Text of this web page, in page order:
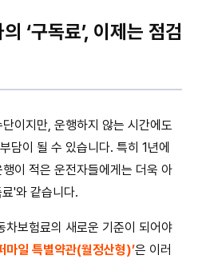
‘구독료’, 이제는 점검
이지만, 운행하지 않는 시간에도
담이 될 수 있습니다. 특히 1년에
이 적은 운전자들에게는 더욱 아
'와 같습니다.
차보험료의 새로운 기준이 되어야
마일 특별약관(월정산형)’은 이러